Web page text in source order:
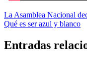
Navegación
de
entradas
La Asamblea Nacional
Qué es ser azul y blanco
Entradas